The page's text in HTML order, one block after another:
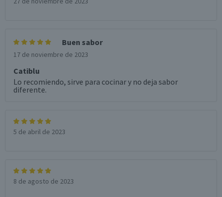
Buen sabor
17 de noviembre de 2023
Catiblu
Lo recomiendo, sirve para cocinar y no deja sabor
diferente.
5 de abril de 2023
8 de agosto de 2023